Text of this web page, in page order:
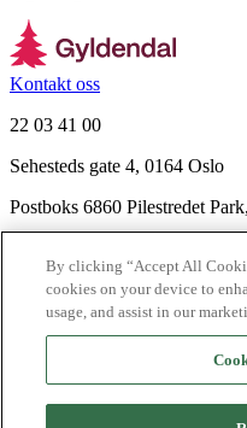
Kontakt oss
22 03 41 00
Sehesteds gate 4, 0164 Oslo
Postboks 6860 Pilestredet
Nyhetsbrev
Ledige stillinger
Send inn manus
By clicking “Accept All
cookies on your device to
usage, and assist in our